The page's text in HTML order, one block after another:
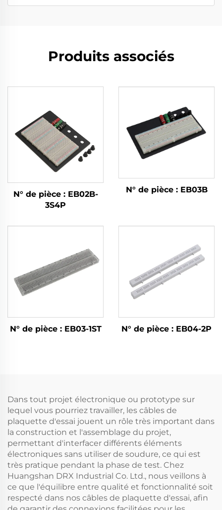
Produits associés
N° de pièce : EB02B-
3S4P
N° de pièce : EB03B
N° de pièce : EB03-1ST N° de pièce : EB04-2P
Dans tout projet électronique ou prototype sur
lequel vous pourriez travailler, les câbles de
plaquette d'essai jouent un rôle très important dans
la construction et l'assemblage du projet,
permettant d'interfacer différents éléments
électroniques sans utiliser de soudure, ce qui est
très pratique pendant la phase de test. Chez
Huangshan DRX Industrial Co. Ltd., nous veillons à
ce que l'équilibre entre qualité et fonctionnalité soit
respecté dans nos câbles de plaquette d'essai, afin